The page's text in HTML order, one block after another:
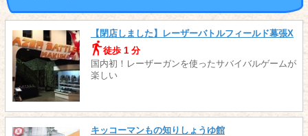
【閉店しました】レーザーバトルフィールド幕張X
徒歩 1 分
国内初！レーザーガンを使ったサバイバルゲームが
楽しい
キッコーマンもの知りしょうゆ館